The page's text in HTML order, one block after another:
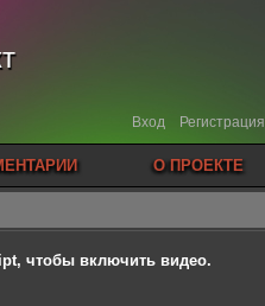
Вход Регистрация
О ПРОЕКТЕ
чтобы включить видео.